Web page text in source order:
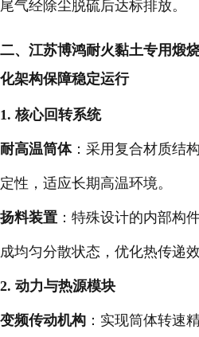
尾气经除尘脱硫后达标排放。
二、 江苏博鸿耐火黏土专用煅
化架构保障稳定运行
1. 核心回转系统
耐高温筒体：采用复合材质结
定性，适应长期高温环境。
扬料装置 ：特殊设计的内部构
成均匀分散状态，优化热传递效
2. 动力与热源模块
变频传动机构 ：实现筒体转速